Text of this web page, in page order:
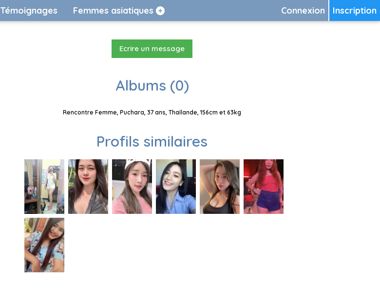
Inscription
Connexion
Témoignages Femmes asiatiques
Ecrire un message
Albums (0)
Rencontre Femme, Puchara, 37 ans, Thaïlande, 156cm et 63kg
Profils similaires